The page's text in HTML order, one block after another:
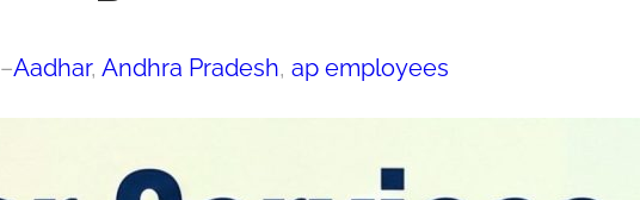
–Aadhar, Andhra Pradesh, ap employees